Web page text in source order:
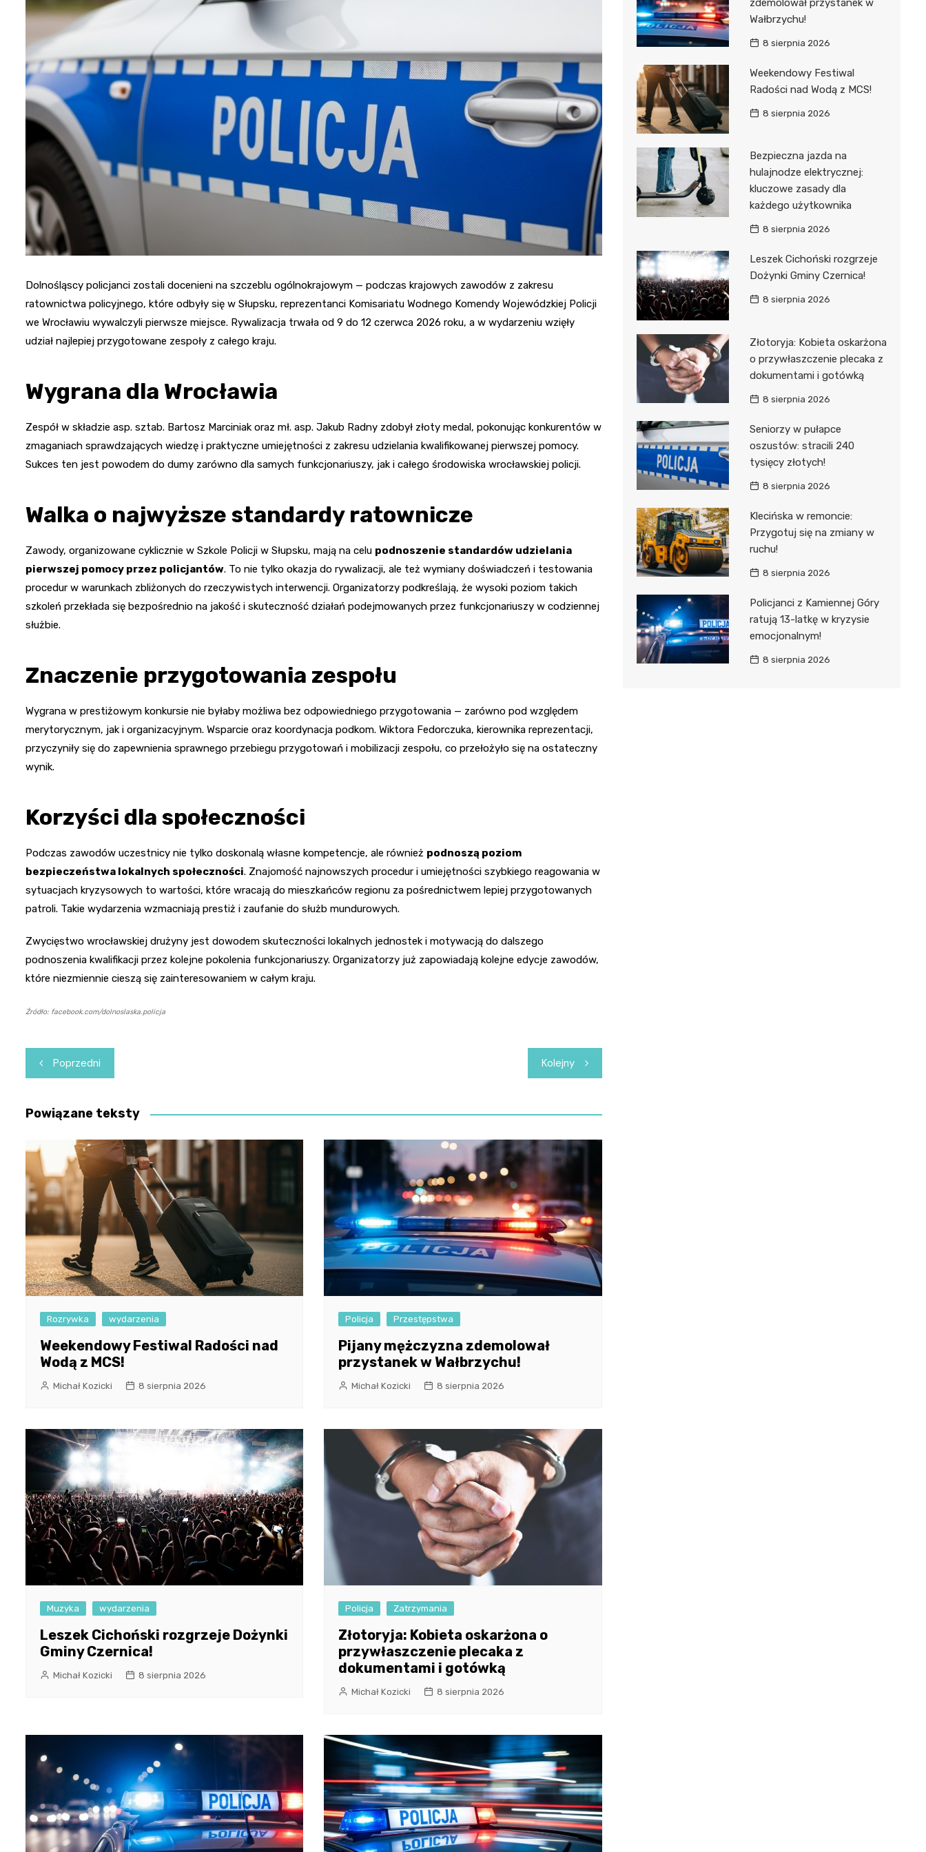
Kino
Poczta
Dolnośląscy policjanci zostali docenieni na szczeblu ogólnokrajowym — podczas krajowych zawodów z zakresu
ratownictwa policyjnego, które odbyły się w Słupsku, reprezentanci Komisariatu Wodnego Komendy Wojewódzkiej Policji
we Wrocławiu wywalczyli pierwsze miejsce. Rywalizacja trwała od 9 do 12 czerwca 2026 roku, a w wydarzeniu wzięły
udział najlepiej przygotowane zespoły z całego kraju.
Wygrana dla Wrocławia
Zespół w składzie asp. sztab. Bartosz Marciniak oraz mł. asp. Jakub Radny zdobył złoty medal, pokonując konkurentów w
zmaganiach sprawdzających wiedzę i praktyczne umiejętności z zakresu udzielania kwalifikowanej pierwszej pomocy.
Sukces ten jest powodem do dumy zarówno dla samych funkcjonariuszy, jak i całego środowiska wrocławskiej policji.
Walka o najwyższe standardy ratownicze
Zawody, organizowane cyklicznie w Szkole Policji w Słupsku, mają na celu podnoszenie standardów udzielania
pierwszej pomocy przez policjantów. To nie tylko okazja do rywalizacji, ale też wymiany doświadczeń i testowania
procedur w warunkach zbliżonych do rzeczywistych interwencji. Organizatorzy podkreślają, że wysoki poziom takich
szkoleń przekłada się bezpośrednio na jakość i skuteczność działań podejmowanych przez funkcjonariuszy w codziennej
służbie.
Znaczenie przygotowania zespołu
Wygrana w prestiżowym konkursie nie byłaby możliwa bez odpowiedniego przygotowania — zarówno pod względem
merytorycznym, jak i organizacyjnym. Wsparcie oraz koordynacja podkom. Wiktora Fedorczuka, kierownika reprezentacji,
przyczyniły się do zapewnienia sprawnego przebiegu przygotowań i mobilizacji zespołu, co przełożyło się na ostateczny
wynik.
Korzyści dla społeczności
Podczas zawodów uczestnicy nie tylko doskonalą własne kompetencje, ale również podnoszą poziom
bezpieczeństwa lokalnych społeczności. Znajomość najnowszych procedur i umiejętności szybkiego reagowania w
sytuacjach kryzysowych to wartości, które wracają do mieszkańców regionu za pośrednictwem lepiej przygotowanych
patroli. Takie wydarzenia wzmacniają prestiż i zaufanie do służb mundurowych.
Zwycięstwo wrocławskiej drużyny jest dowodem skuteczności lokalnych jednostek i motywacją do dalszego
podnoszenia kwalifikacji przez kolejne pokolenia funkcjonariuszy. Organizatorzy już zapowiadają kolejne edycje zawodów,
które niezmiennie cieszą się zainteresowaniem w całym kraju.
Źródło: facebook.com/dolnoslaska.policja
Nawigacja
wpisu
Poprzedni Kolejny
Powiązane teksty
Rozrywka wydarzenia
Weekendowy Festiwal Radości nad
Wodą z MCS!
Michał Kozicki 8 sierpnia 2026
Policja Przestępstwa
Pijany mężczyzna zdemolował
przystanek w Wałbrzychu!
Michał Kozicki 8 sierpnia 2026
Muzyka wydarzenia
Leszek Cichoński rozgrzeje Dożynki
Gminy Czernica!
Michał Kozicki 8 sierpnia 2026
Policja Zatrzymania
Złotoryja: Kobieta oskarżona o
przywłaszczenie plecaka z
dokumentami i gotówką
Michał Kozicki 8 sierpnia 2026
zdemolował przystanek w
Wałbrzychu!
8 sierpnia 2026
Weekendowy Festiwal
Radości nad Wodą z MCS!
8 sierpnia 2026
Bezpieczna jazda na
hulajnodze elektrycznej:
kluczowe zasady dla
każdego użytkownika
8 sierpnia 2026
Leszek Cichoński rozgrzeje
Dożynki Gminy Czernica!
8 sierpnia 2026
Złotoryja: Kobieta oskarżona
o przywłaszczenie plecaka z
dokumentami i gotówką
8 sierpnia 2026
Seniorzy w pułapce
oszustów: stracili 240
tysięcy złotych!
8 sierpnia 2026
Klecińska w remoncie:
Przygotuj się na zmiany w
ruchu!
8 sierpnia 2026
Policjanci z Kamiennej Góry
ratują 13-latkę w kryzysie
emocjonalnym!
8 sierpnia 2026